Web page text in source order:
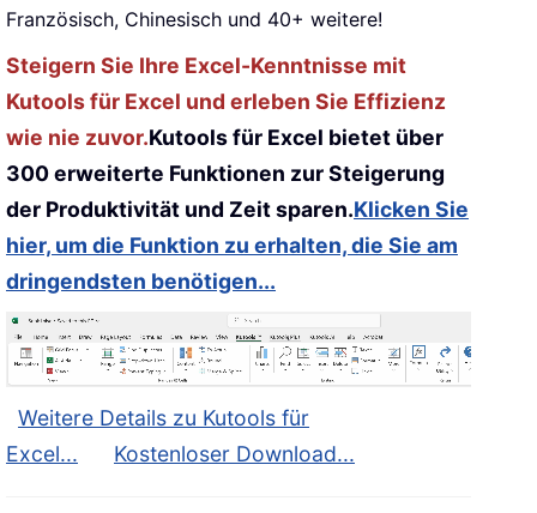
Französisch, Chinesisch und 40+ weitere!
Steigern Sie Ihre Excel-Kenntnisse mit
Kutools für Excel und erleben Sie Effizienz
wie nie zuvor.Kutools für Excel bietet über
300 erweiterte Funktionen zur Steigerung
der Produktivität und Zeit sparen.Klicken Sie
hier, um die Funktion zu erhalten, die Sie am
dringendsten benötigen...
Weitere Details zu Kutools für
Excel...
Kostenloser Download...